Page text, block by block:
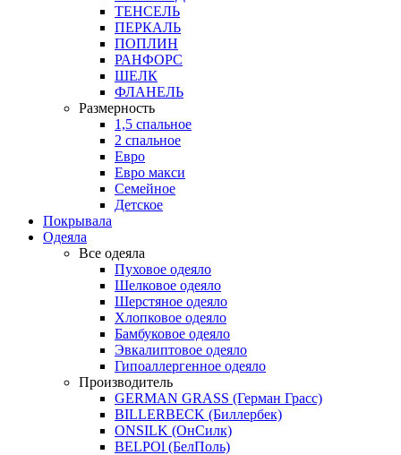
ТЕНСЕЛЬ
ПЕРКАЛЬ
ПОПЛИН
РАНФОРС
ШЕЛК
ФЛАНЕЛЬ
Размерность
1,5 спальное
2 спальное
Евро
Евро макси
Семейное
Детское
Покрывала
Одеяла
Все одеяла
Пуховое одеяло
Шелковое одеяло
Шерстяное одеяло
Хлопковое одеяло
Бамбуковое одеяло
Эвкалиптовое одеяло
Гипоаллергенное одеяло
Производитель
GERMAN GRASS (Герман Грасс)
BILLERBECK (Биллербек)
ONSILK (ОнСилк)
BELPOl (БелПоль)